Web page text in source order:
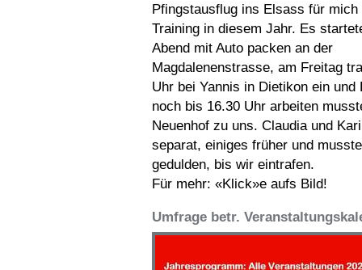
Pfingstausflug ins Elsass für mich
Training in diesem Jahr. Es
Abend mit Auto packen an der
Magdalenenstrasse, am Freitag
Uhr bei Yannis in Dietikon ein und
noch bis 16.30 Uhr arbeiten
Neuenhof zu uns. Claudia und
separat, einiges früher und
gedulden, bis wir eintrafen.
Für mehr: «Klick»e aufs Bild!
Umfrage betr.